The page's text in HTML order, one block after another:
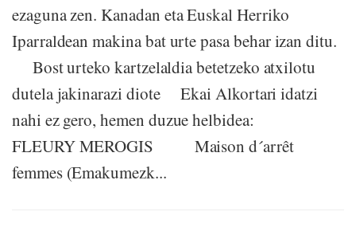
ezaguna zen. Kanadan eta Euskal Herriko
Iparraldean makina bat urte pasa behar izan ditu.
Bost urteko kartzelaldia betetzeko atxilotu
dutela jakinarazi diote Ekai Alkortari idatzi
nahi ez gero, hemen duzue helbidea:
FLEURY MEROGIS Maison d´arrêt
femmes (Emakumezk...